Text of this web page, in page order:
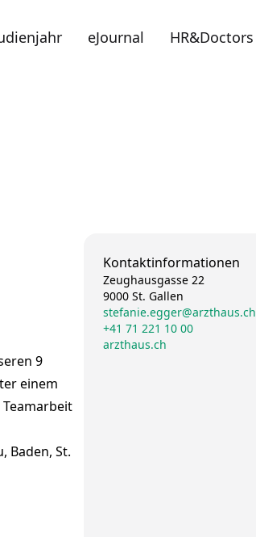
eJournal HR&Doctors
9
einem
Baden, St.
Kontaktinformationen
Zeughausgasse 22
9000 St. Gallen
stefanie.egger@arzthaus.ch
+41 71 221 10 00
arzthaus.ch